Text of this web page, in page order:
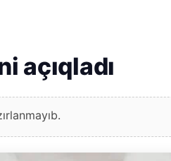
açıqladı